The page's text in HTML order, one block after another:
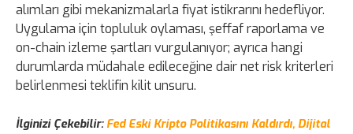
alımları gibi mekanizmalarla fiyat istikrarını hedefliyor.
Uygulama için topluluk oylaması, şeffaf raporlama ve
on-chain izleme şartları vurgulanıyor; ayrıca hangi
durumlarda müdahale edileceğine dair net risk kriterleri
belirlenmesi teklifin kilit unsuru.
İlginizi Çekebilir: Fed Eski Kripto Politikasını Kaldırdı, Dijital